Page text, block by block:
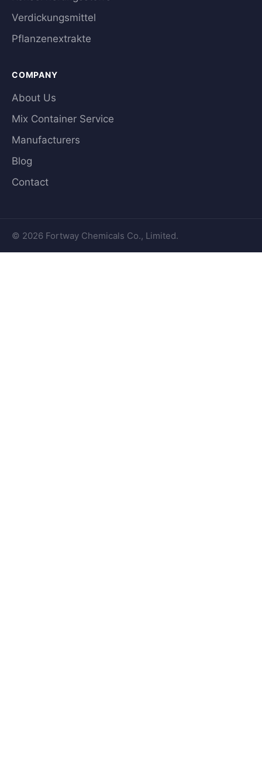
Verdickungsmittel
Pflanzenextrakte
COMPANY
About Us
Mix Container Service
Manufacturers
Blog
Contact
© 2026 Fortway Chemicals Co., Limited.